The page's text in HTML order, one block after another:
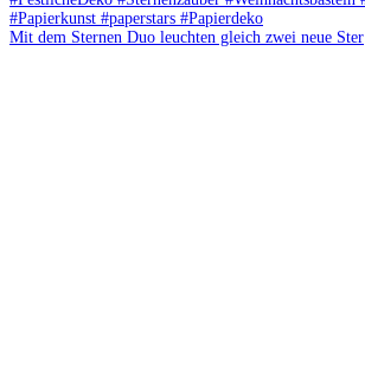
Mit dem Sternen Duo leuchten gleich zwei neue Ster